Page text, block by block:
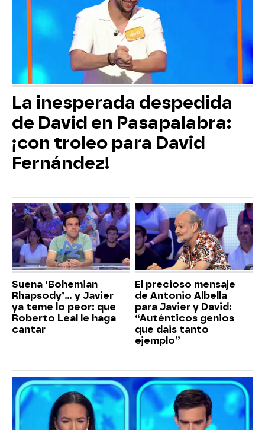
La inesperada despedida
de David en Pasapalabra:
¡con troleo para David
Fernández!
Suena ‘Bohemian
Rhapsody’... y Javier
ya teme lo peor: que
Roberto Leal le haga
cantar
El precioso mensaje
de Antonio Albella
para Javier y David:
“Auténticos genios
que dais tanto
ejemplo”